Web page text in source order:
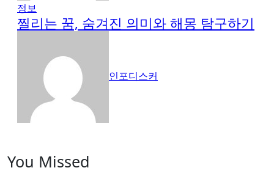
정보
찔리는 꿈, 숨겨진 의미와 해몽 탐구하기
인포디스커
You Missed